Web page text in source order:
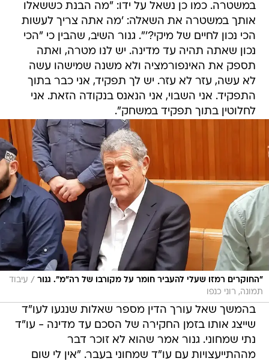
במשטרה. כמו כן נשאל על ידו: "מה הבנת כששאלו
אותך במשטרה את השאלה: 'מה אתה צריך לעשות
הכי נכון לחיים של מיקי?'". גנור השיב, שהבין כי "הכי
נכון שאתה תהיה עד מדינה. יש לנו מטרה, ואתה
תספק את האינפורמציה ולא משנה שמישהו עשה
לא עשה, עזר לא עזר. יש לך תפקיד, אני כבר בתוך
התפקיד. אני השבוי, אני הנאנס בנקודה הזאת. אני
לחלוטין בתוך תפקיד במשחק".
"החוקרים רמזו שעלי להעביר חומר על מקורבו של רה"מ". גנור / עיבוד
תמונה, רוני כנפו
בהמשך שאל עורך הדין מספר שאלות שנגעו לעו"ד
שייצג אותו בזמן החקירה של הסכם עד מדינה - עו"ד
נתי שמחוני. גנור אמר שהוא לא זוכר דבר
מההתייעצויות עם עו"ד שמחוני בעבר. "אין לי שום